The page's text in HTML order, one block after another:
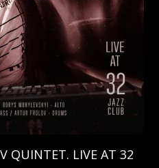
QUINTET. LIVE AT 32